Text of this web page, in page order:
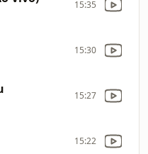
15:35
15:30
15:27
15:22